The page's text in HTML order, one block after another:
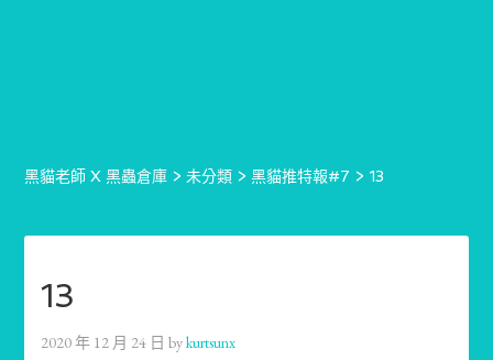
黑貓老師 X 黑蟲倉庫 >未分類 >黑貓推特報#7 > 13
13
2020 年 12 月 24 日 bykurtsunx